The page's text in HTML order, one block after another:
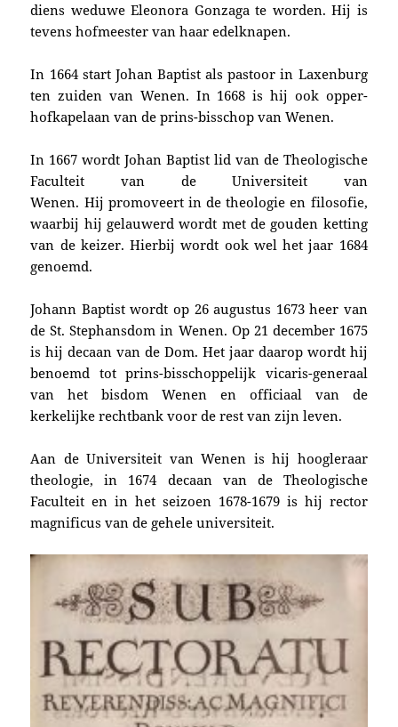
diens weduwe Eleonora Gonzaga te worden. Hij is
tevens hofmeester van haar edelknapen.
In 1664 start Johan Baptist als pastoor in Laxenburg
ten zuiden van Wenen. In 1668 is hij ook opper-
hofkapelaan van de prins-bisschop van Wenen.
In 1667 wordt Johan Baptist lid van de Theologische
Faculteit van de Universiteit van
Wenen. Hij promoveert in de theologie en filosofie,
waarbij hij gelauwerd wordt met de gouden ketting
van de keizer. Hierbij wordt ook wel het jaar 1684
genoemd.
Johann Baptist wordt op 26 augustus 1673 heer van
de St. Stephansdom in Wenen. Op 21 december 1675
is hij decaan van de Dom. Het jaar daarop wordt hij
benoemd tot prins-bisschoppelijk vicaris-generaal
van het bisdom Wenen en officiaal van de
kerkelijke rechtbank voor de rest van zijn leven.
Aan de Universiteit van Wenen is hij hoogleraar
theologie, in 1674 decaan van de Theologische
Faculteit en in het seizoen 1678-1679 is hij rector
magnificus van de gehele universiteit.